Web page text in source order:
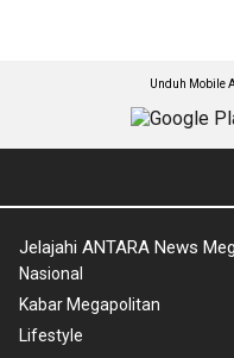
Unduh Mobile
Jelajahi ANTARA News
Nasional
Kabar Megapolitan
Lifestyle